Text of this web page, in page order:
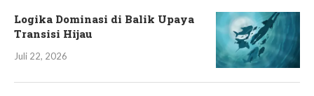
Logika Dominasi di Balik Upaya
Transisi Hijau
Juli 22, 2026